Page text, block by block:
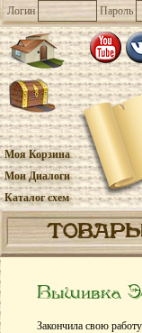
Логин Пароль
Моя Корзина
Мои Диалоги
Каталог схем
Вышивка
Закончила свою